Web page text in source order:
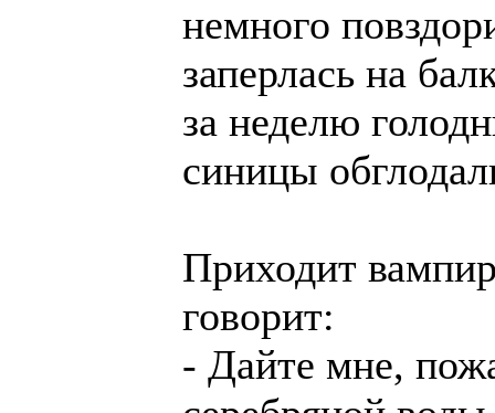
немного
заперлась на
за неделю
синицы
Приходит
говорит:
- Дайте мне,